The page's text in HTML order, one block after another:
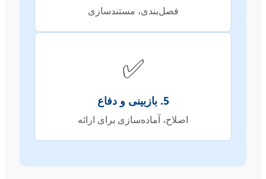
فصل‌بندی، مستندسازی
✅
5. بازبینی و دفاع
اصلاح، آماده‌سازی برای ارائه